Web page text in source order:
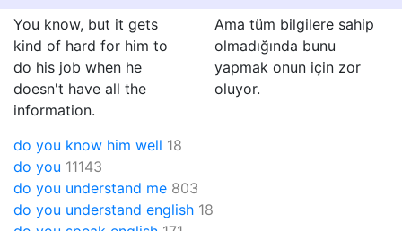
You know, but it gets
kind of hard for him to
do his job when he
doesn't have all the
information.
Ama tüm bilgilere sahip
olmadığında bunu
yapmak onun için zor
oluyor.
do you know him well 18
do you 11143
do you understand me 803
do you understand english 18